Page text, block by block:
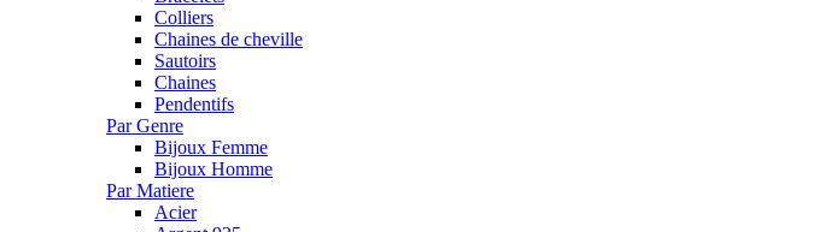
Colliers
Chaines de cheville
Sautoirs
Chaines
Pendentifs
Par Genre
Bijoux Femme
Bijoux Homme
Par Matiere
Acier